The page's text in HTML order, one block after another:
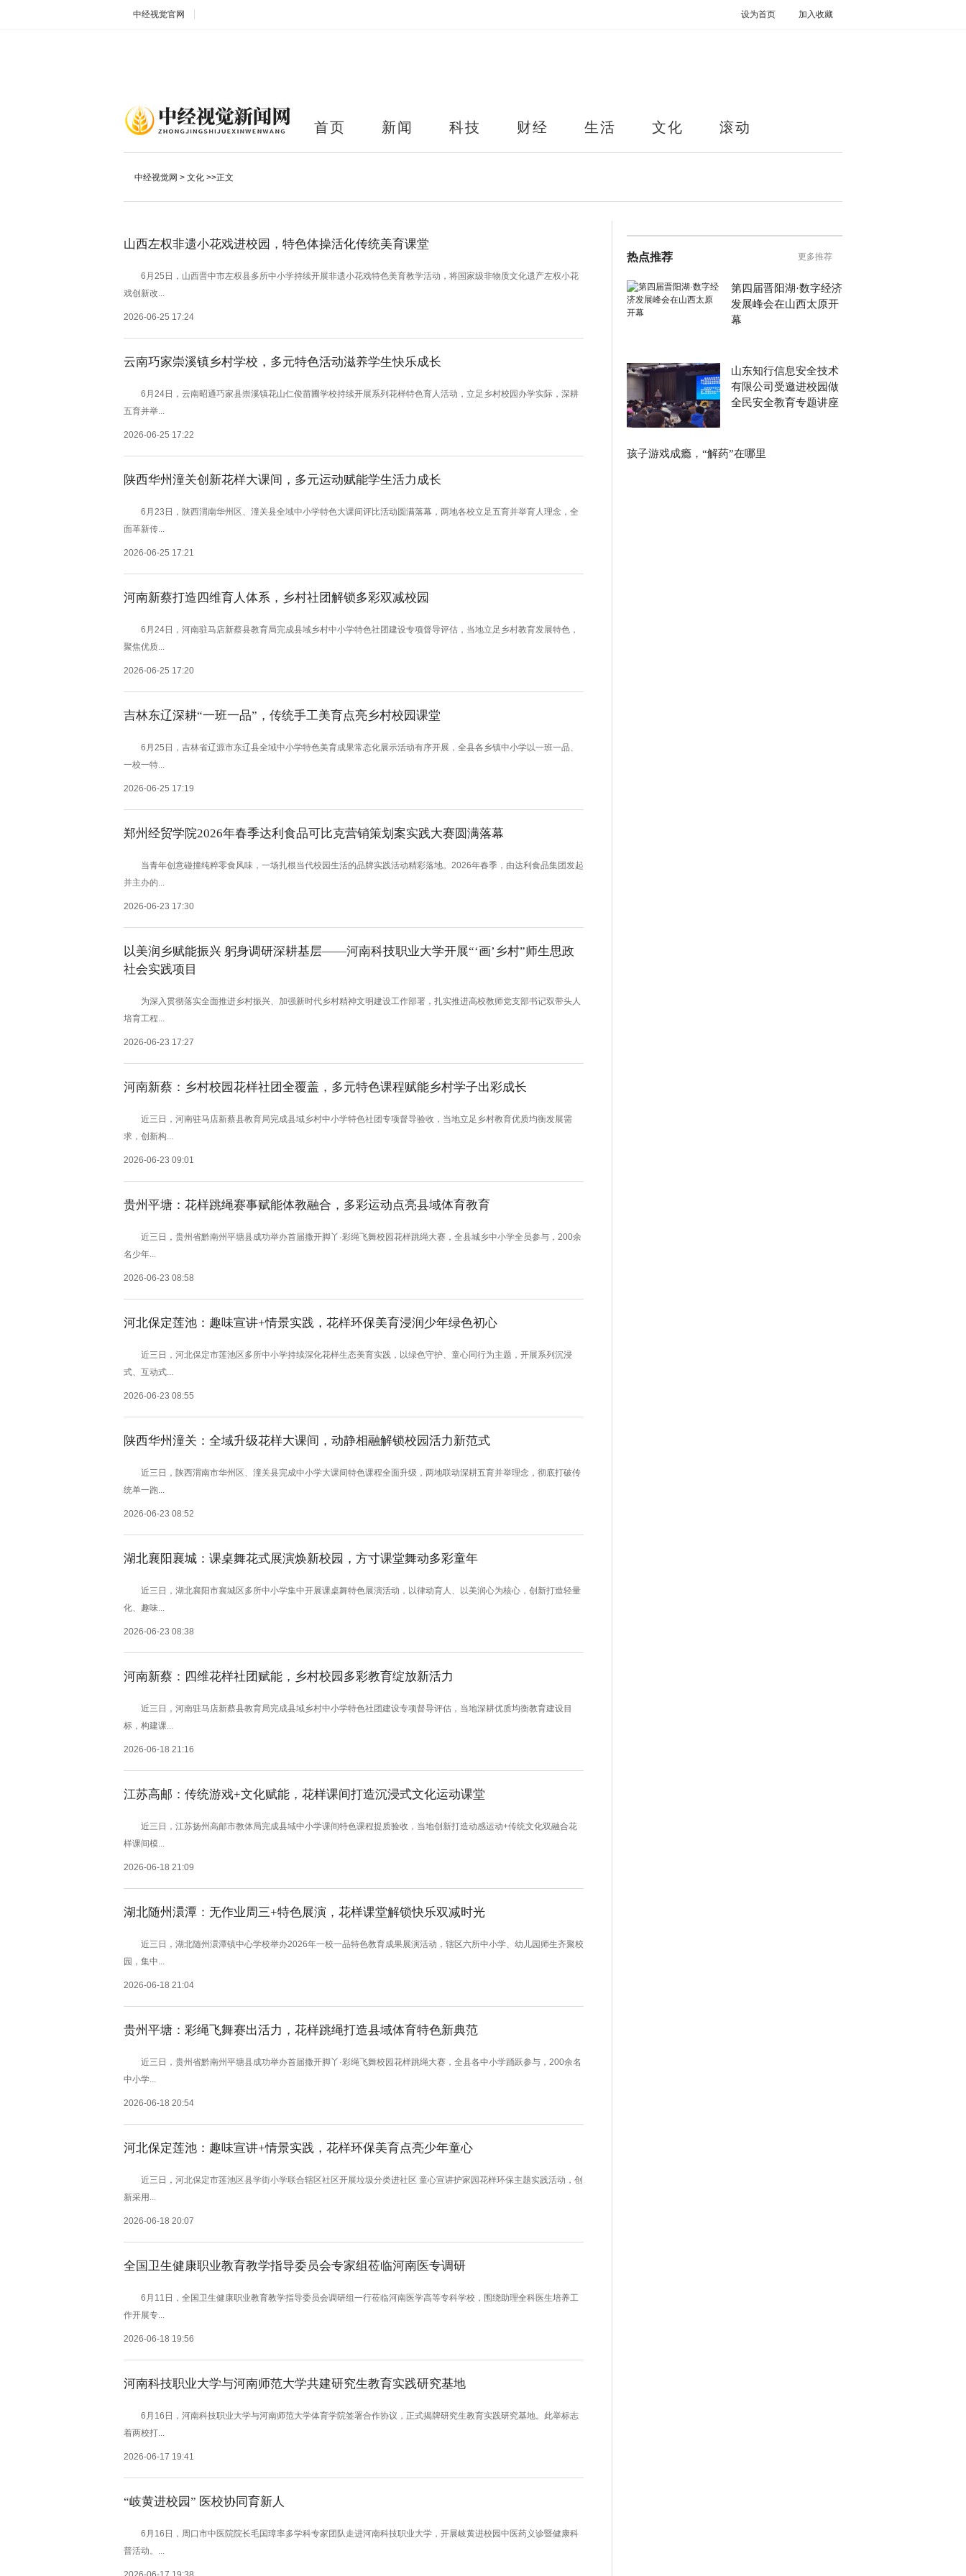
中经视觉官网 设为首页 加入收藏
首页 新闻 科技 财经 生活 文化 滚动
中经视觉网 > 文化 >>正文
山西左权非遗小花戏进校园，特色体操活化传统美育课堂
6月25日，山西晋中市左权县多所中小学持续开展非遗小花戏特色美育教学活动，将国家级非物质文化遗产左权小花
戏创新改...
2026-06-25 17:24
云南巧家崇溪镇乡村学校，多元特色活动滋养学生快乐成长
6月24日，云南昭通巧家县崇溪镇花山仁俊苗圃学校持续开展系列花样特色育人活动，立足乡村校园办学实际，深耕
五育并举...
2026-06-25 17:22
陕西华州潼关创新花样大课间，多元运动赋能学生活力成长
6月23日，陕西渭南华州区、潼关县全域中小学特色大课间评比活动圆满落幕，两地各校立足五育并举育人理念，全
面革新传...
2026-06-25 17:21
河南新蔡打造四维育人体系，乡村社团解锁多彩双减校园
6月24日，河南驻马店新蔡县教育局完成县域乡村中小学特色社团建设专项督导评估，当地立足乡村教育发展特色，
聚焦优质...
2026-06-25 17:20
吉林东辽深耕“一班一品”，传统手工美育点亮乡村校园课堂
6月25日，吉林省辽源市东辽县全域中小学特色美育成果常态化展示活动有序开展，全县各乡镇中小学以一班一品、
一校一特...
2026-06-25 17:19
郑州经贸学院2026年春季达利食品可比克营销策划案实践大赛圆满落幕
当青年创意碰撞纯粹零食风味，一场扎根当代校园生活的品牌实践活动精彩落地。2026年春季，由达利食品集团发起
并主办的...
2026-06-23 17:30
以美润乡赋能振兴 躬身调研深耕基层——河南科技职业大学开展“‘画’乡村”师生思政
社会实践项目
为深入贯彻落实全面推进乡村振兴、加强新时代乡村精神文明建设工作部署，扎实推进高校教师党支部书记双带头人
培育工程...
2026-06-23 17:27
河南新蔡：乡村校园花样社团全覆盖，多元特色课程赋能乡村学子出彩成长
近三日，河南驻马店新蔡县教育局完成县域乡村中小学特色社团专项督导验收，当地立足乡村教育优质均衡发展需
求，创新构...
2026-06-23 09:01
贵州平塘：花样跳绳赛事赋能体教融合，多彩运动点亮县域体育教育
近三日，贵州省黔南州平塘县成功举办首届撒开脚丫·彩绳飞舞校园花样跳绳大赛，全县城乡中小学全员参与，200余
名少年...
2026-06-23 08:58
河北保定莲池：趣味宣讲+情景实践，花样环保美育浸润少年绿色初心
近三日，河北保定市莲池区多所中小学持续深化花样生态美育实践，以绿色守护、童心同行为主题，开展系列沉浸
式、互动式...
2026-06-23 08:55
陕西华州潼关：全域升级花样大课间，动静相融解锁校园活力新范式
近三日，陕西渭南市华州区、潼关县完成中小学大课间特色课程全面升级，两地联动深耕五育并举理念，彻底打破传
统单一跑...
2026-06-23 08:52
湖北襄阳襄城：课桌舞花式展演焕新校园，方寸课堂舞动多彩童年
近三日，湖北襄阳市襄城区多所中小学集中开展课桌舞特色展演活动，以律动育人、以美润心为核心，创新打造轻量
化、趣味...
2026-06-23 08:38
河南新蔡：四维花样社团赋能，乡村校园多彩教育绽放新活力
近三日，河南驻马店新蔡县教育局完成县域乡村中小学特色社团建设专项督导评估，当地深耕优质均衡教育建设目
标，构建课...
2026-06-18 21:16
江苏高邮：传统游戏+文化赋能，花样课间打造沉浸式文化运动课堂
近三日，江苏扬州高邮市教体局完成县域中小学课间特色课程提质验收，当地创新打造动感运动+传统文化双融合花
样课间模...
2026-06-18 21:09
湖北随州澴潭：无作业周三+特色展演，花样课堂解锁快乐双减时光
近三日，湖北随州澴潭镇中心学校举办2026年一校一品特色教育成果展演活动，辖区六所中小学、幼儿园师生齐聚校
园，集中...
2026-06-18 21:04
贵州平塘：彩绳飞舞赛出活力，花样跳绳打造县域体育特色新典范
近三日，贵州省黔南州平塘县成功举办首届撒开脚丫·彩绳飞舞校园花样跳绳大赛，全县各中小学踊跃参与，200余名
中小学...
2026-06-18 20:54
河北保定莲池：趣味宣讲+情景实践，花样环保美育点亮少年童心
近三日，河北保定市莲池区县学街小学联合辖区社区开展垃圾分类进社区 童心宣讲护家园花样环保主题实践活动，创
新采用...
2026-06-18 20:07
全国卫生健康职业教育教学指导委员会专家组莅临河南医专调研
6月11日，全国卫生健康职业教育教学指导委员会调研组一行莅临河南医学高等专科学校，围绕助理全科医生培养工
作开展专...
2026-06-18 19:56
河南科技职业大学与河南师范大学共建研究生教育实践研究基地
6月16日，河南科技职业大学与河南师范大学体育学院签署合作协议，正式揭牌研究生教育实践研究基地。此举标志
着两校打...
2026-06-17 19:41
“岐黄进校园” 医校协同育新人
6月16日，周口市中医院院长毛国璋率多学科专家团队走进河南科技职业大学，开展岐黄进校园中医药义诊暨健康科
普活动。...
热点推荐 更多推荐
第四届晋阳湖·数字经济
发展峰会在山西太原开
幕
山东知行信息安全技术
有限公司受邀进校园做
全民安全教育专题讲座
孩子游戏成瘾，“解药”在哪里